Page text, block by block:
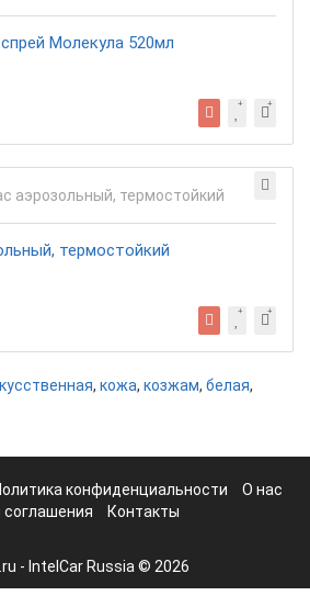
Молекула 520мл
термостойкий
, кожа, козжам, белая,
конфиденциальности
О нас
соглашения
Контакты
- IntelCar Russia © 2026